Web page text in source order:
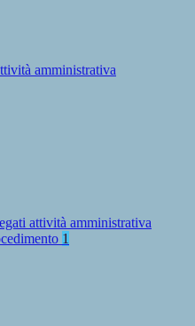
amministrativa
attività amministrativa
1